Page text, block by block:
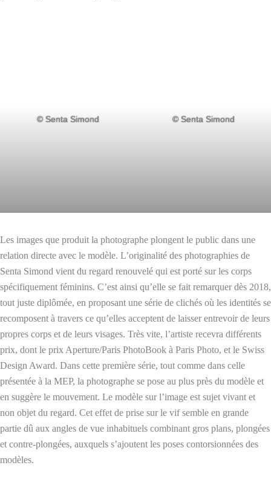
© Senta Simond © Senta Simond
Les images que produit la photographe plongent le public dans une
relation directe avec le modèle. L’originalité des photographies de
Senta Simond vient du regard renouvelé qui est porté sur les corps
spécifiquement féminins. C’est ainsi qu’elle se fait remarquer dès 2018,
tout juste diplômée, en proposant une série de clichés où les identités se
recomposent à travers ce qu’elles acceptent de laisser entrevoir de leurs
propres corps et de leurs visages. Très vite, l’artiste recevra différents
prix, dont le prix Aperture/Paris PhotoBook à Paris Photo, et le Swiss
Design Award. Dans cette première série, tout comme dans celle
présentée à la MEP, la photographe se pose au plus près du modèle et
en suggère le mouvement. Le modèle sur l’image est sujet vivant et
non objet du regard. Cet effet de prise sur le vif semble en grande
partie dû aux angles de vue inhabituels combinant gros plans, plongées
et contre-plongées, auxquels s’ajoutent les poses contorsionnées des
modèles.